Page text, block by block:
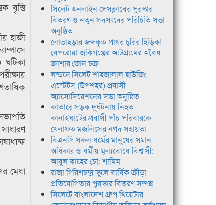
বৃত্তি
হাজী
মেধা
সিলেট অনলাইন প্রেসক্লাবের পুরস্কার
বিতরণ ও নতুন সদস্যদের পরিচিতি সভা
অনুষ্ঠিত
লোভাছড়ার জব্দকৃত পাথর চুরির হিড়িক!
বেপরোয়া জকিগঞ্জের আটগ্রামের অবৈধ
ক্রাশার জোন চক্র
লন্ডনে সিলেট শাহজালাল হাউজিং
এস্টেটস (উপশহর) প্রবাসী
অ্যাসোসিয়েশনের সভা অনুষ্ঠিত
কাতারে সড়ক দুর্ঘটনায় নিহত
কানাইঘাটের প্রবাসী পাঁচ পরিবারকে
খেলাফত মজলিসের নগদ সহায়তা
বিএনপি সকল ধর্মের মানুষের সমান
অধিকার ও ধর্মীয় মুল্যবোধে বিশ্বাসী:
আবুল কাহের চৌ: শামিম
রাজা গিরিশচন্দ্র স্কুলে বার্ষিক ক্রীড়া
প্রতিযোগিতার পুরস্কার বিতরণ সম্পন্ন
সিলেটে বাংলাদেশ গ্রুপ থিয়েটার